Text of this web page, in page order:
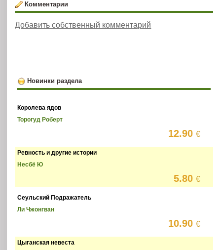
Комментарии
Добавить собственный комментарий
Новинки раздела
Королева ядов
Торогуд Роберт
12.90€
Ревность и другие истории
Несбё Ю
5.80€
Сеульский Подражатель
Ли Чжонгван
10.90€
Цыганская невеста